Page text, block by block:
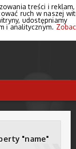
"name"
treści i
ruch w naszej
udostępniamy
i analitycznym.